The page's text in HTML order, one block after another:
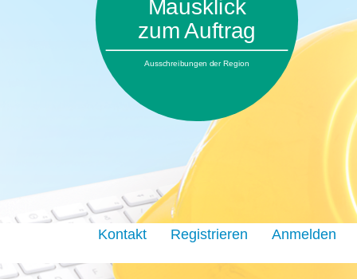
Mausklick
zum Auftrag
Ausschreibungen der Region
Kontakt Registrieren Anmelden